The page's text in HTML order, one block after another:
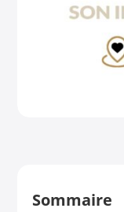
Sommaire